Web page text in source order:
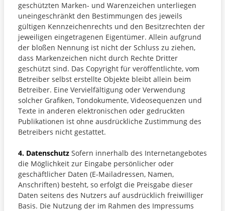
geschützten Marken- und Warenzeichen unterliegen
uneingeschränkt den Bestimmungen des jeweils
gültigen Kennzeichenrechts und den Besitzrechten der
jeweiligen eingetragenen Eigentümer. Allein aufgrund
der bloßen Nennung ist nicht der Schluss zu ziehen,
dass Markenzeichen nicht durch Rechte Dritter
geschützt sind. Das Copyright für veröffentlichte, vom
Betreiber selbst erstellte Objekte bleibt allein beim
Betreiber. Eine Vervielfältigung oder Verwendung
solcher Grafiken, Tondokumente, Videosequenzen und
Texte in anderen elektronischen oder gedruckten
Publikationen ist ohne ausdrückliche Zustimmung des
Betreibers nicht gestattet.
4. Datenschutz Sofern innerhalb des Internetangebotes
die Möglichkeit zur Eingabe persönlicher oder
geschäftlicher Daten (E-Mailadressen, Namen,
Anschriften) besteht, so erfolgt die Preisgabe dieser
Daten seitens des Nutzers auf ausdrücklich freiwilliger
Basis. Die Nutzung der im Rahmen des Impressums